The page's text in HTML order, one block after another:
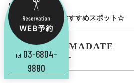
SPOT
LUCIRO STAFF おすすめスポット☆
YUSUKE-YAMADATE
ヤマダテ ユウスケ
Tel 03-6804-
9880